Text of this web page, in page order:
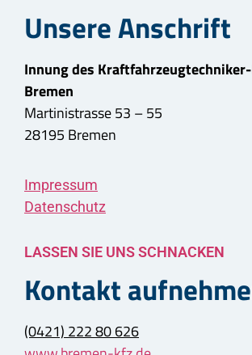
Unsere Anschrift
Innung des
Bremen
Martinistrasse 53 – 55
28195 Bremen
Impressum
Datenschutz
LASSEN SIE UNS SCHNACKEN
Kontakt
(0421) 222 80 626